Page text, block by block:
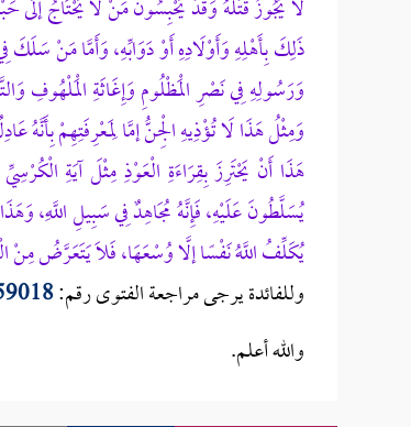
لَا يَجُوزُ قَتْلُهُ وَقَدْ يَحْبِسُونَ مَنْ لَا يَحْتَاجُ إلَى
ذَلِكَ بِأَهْلِهِ وَأَوْلَادِهِ أَوْ دَوَابِّهِ، وَأَمَّا مَنْ سَلَكَ
وَرَسُولِهِ فِي نَصْرِ الْمَظْلُومِ وَإِغَاثَةِ الْمَلْهُوفِ
وَمِثْلُ هَذَا لَا تُؤْذِيهِ الْجِنُّ إمَّالِمَعْرِفَتِهِمْ بِأَنَّهُ
هَذَا أَنْ يَحْتَرِزَ بِقِرَاءَةِ الْعَوْذِ مِثْلَ آيَةِ
يُسَلَّطُونَ عَلَيْهِ، فَإِنَّهُ مُجَاهِدٌ فِي سَبِيلِ اللَّهِ،
يُكَلِّفُ اللَّهُ نَفْسًا إلَّا وُسْعَهَا، فَلَا يَتَعَرَّضُ مِنْ
وللفائدة يرجى مراجعة الفتوى رقم:
والله أعلم.